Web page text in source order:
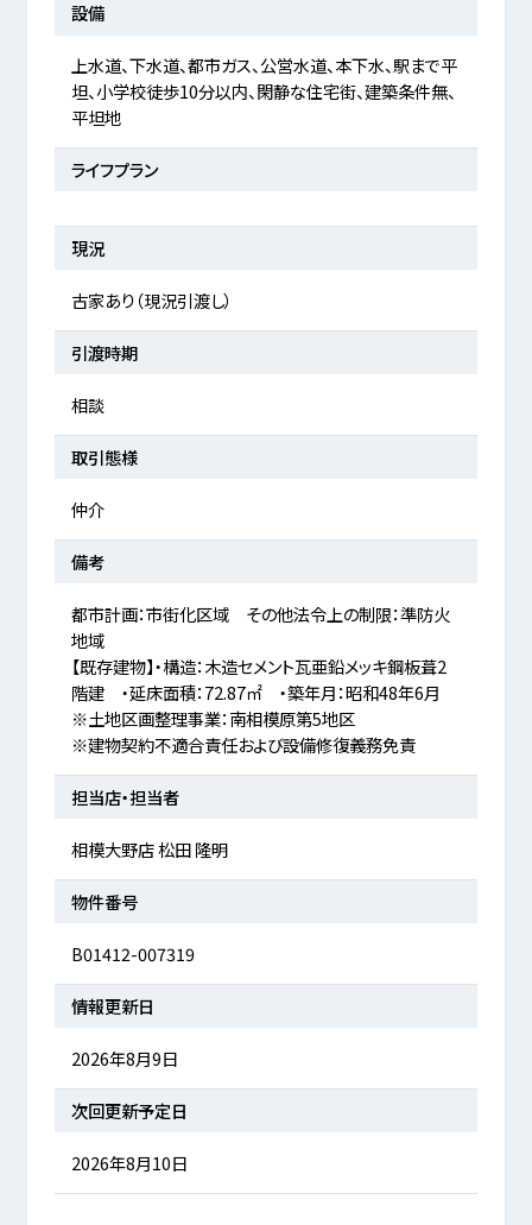
設備
上水道、下水道、都市ガス、公営水道、本下水、駅まで平
坦、小学校徒歩10分以内、閑静な住宅街、建築条件無、
平坦地
ライフプラン
現況
古家あり（現況引渡し）
引渡時期
相談
取引態様
仲介
備考
都市計画：市街化区域 その他法令上の制限：準防火
地域
【既存建物】・構造：木造セメント瓦亜鉛メッキ鋼板葺2
階建 ・延床面積：72.87㎡ ・築年月：昭和48年6月
※土地区画整理事業：南相模原第5地区
※建物契約不適合責任および設備修復義務免責
担当店・担当者
相模大野店 松田 隆明
物件番号
B01412-007319
情報更新日
2026年8月9日
次回更新予定日
2026年8月10日